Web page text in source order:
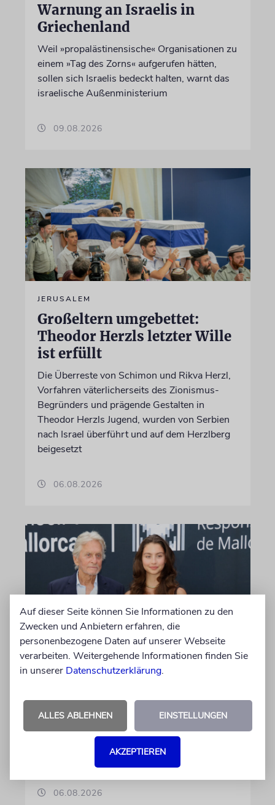
Warnung an Israelis in
Griechenland
Weil »propalästinensische« Organisationen zu
einem »Tag des Zorns« aufgerufen hätten,
sollen sich Israelis bedeckt halten, warnt das
israelische Außenministerium
09.08.2026
JERUSALEM
Großeltern umgebettet:
Theodor Herzls letzter Wille
ist erfüllt
Die Überreste von Schimon und Rikva Herzl,
Vorfahren väterlicherseits des Zionismus-
Begründers und prägende Gestalten in
Theodor Herzls Jugend, wurden von Serbien
nach Israel überführt und auf dem Herzlberg
beigesetzt
06.08.2026
PALMA
Michael Douglas ist
Der Hollywood-Star mit jüdischem
Familienhintergrund wird für seine enge
Verbindung zu der spanischen Insel und sein
Engagement für deren kulturelles Erbe geehrt
06.08.2026
Auf dieser Seite können Sie Informationen zu den
Zwecken und Anbietern erfahren, die
personenbezogene Daten auf unserer Webseite
verarbeiten. Weitergehende Informationen finden Sie
in unserer Datenschutzerklärung.
ALLES ABLEHNEN EINSTELLUNGEN
AKZEPTIEREN